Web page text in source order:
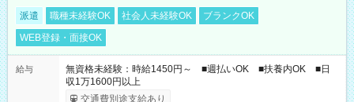
派遣 職種未経験OK 社会人未経験OK
ブランクOK
WEB登録・面接OK
給与
無資格未経験：時給1450円～ ■週払いOK ■扶養内OK ■日
収1万1600円以上
交通費別途支給あり